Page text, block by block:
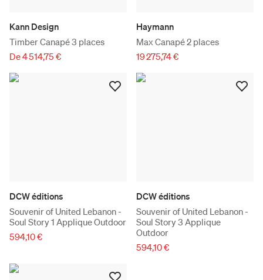
Kann Design
Timber Canapé 3 places
De 4 514,75 €
Haymann
Max Canapé 2 places
19 275,74 €
DCW éditions
Souvenir of United Lebanon -
Soul Story 1 Applique Outdoor
594,10 €
DCW éditions
Souvenir of United Lebanon -
Soul Story 3 Applique
Outdoor
594,10 €